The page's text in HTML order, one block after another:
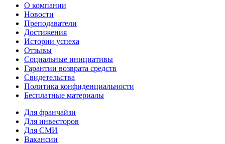
О компании
Новости
Преподаватели
Достижения
Истории успеха
Отзывы
Социальные инициативы
Гарантии возврата средств
Свидетельства
Политика конфиденциальности
Бесплатные материалы
Для франчайзи
Для инвесторов
Для СМИ
Вакансии